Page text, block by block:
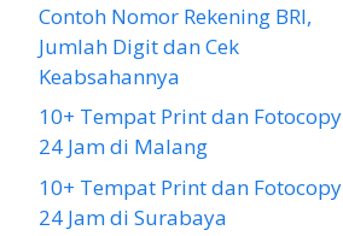
Contoh Nomor Rekening BRI,
Jumlah Digit dan Cek
Keabsahannya
10+ Tempat Print dan Fotocopy
24 Jam di Malang
10+ Tempat Print dan Fotocopy
24 Jam di Surabaya